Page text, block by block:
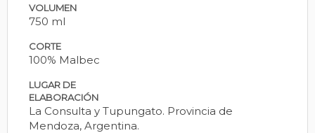
VOLUMEN
750 ml
CORTE
100% Malbec
LUGAR DE
ELABORACIÓN
La Consulta y Tupungato. Provincia de
Mendoza, Argentina.